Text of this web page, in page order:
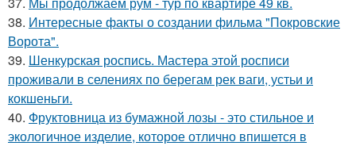
38. Интересные факты о создании фильма "Покровские
Ворота".
39. Шенкурская роспись. Мастера этой росписи
проживали в селениях по берегам рек ваги, устьи и
кокшеньги.
40. Фруктовница из бумажной лозы - это стильное и
экологичное изделие, которое отлично впишется в